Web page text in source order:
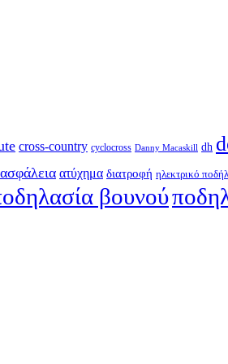
cross-country cyclocross Danny Macaskill dh
ασφάλεια ατύχημα διατροφή ηλεκτρικό
βουνού